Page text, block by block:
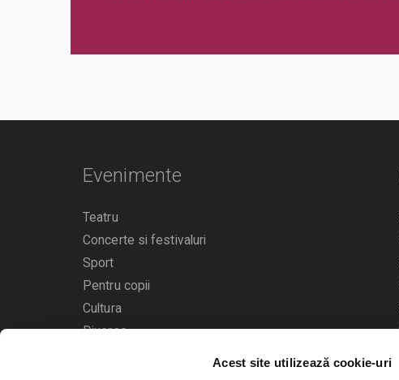
Acest site utilizează cookie-uri
Evenimente
Teatru
Concerte si festivaluri
Sport
Pentru copii
Cultura
Diverse
Calendarul evenimentelor